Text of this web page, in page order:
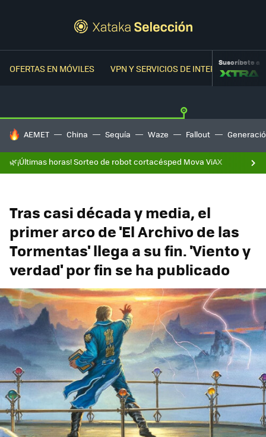
OFERTAS EN MÓVILES VPN Y SERVICIOS DE INTERNETSuscríbete a
HOY SE HABLA DE
AEMET China Sequía Waze Fallout
🌿¡Últimas horas! Sorteo de robot cortacésped Mova ViAX
Tras casi década y media, el
primer arco de 'El Archivo de las
Tormentas' llega a su fin. 'Viento y
verdad' por fin se ha publicado